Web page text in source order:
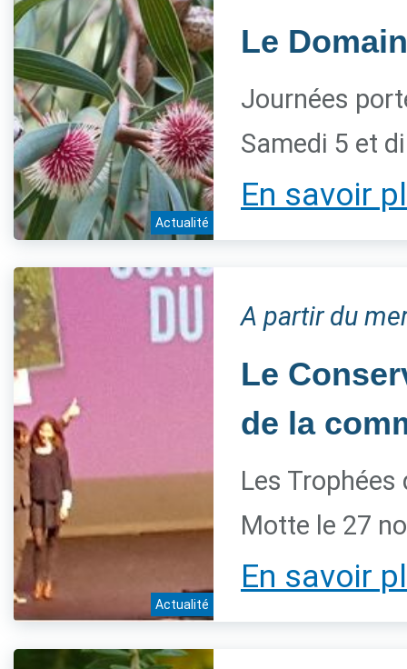
Actualité
Le
Journées
Samedi 5 et
En savoir
Actualité
A partir du
Le
de la
Les
Motte le 27
En savoir